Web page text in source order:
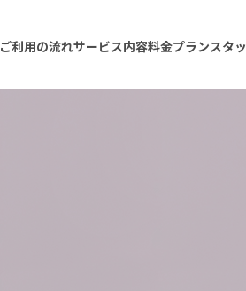
ご利用の流れサービス内容料金プランスタ